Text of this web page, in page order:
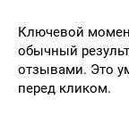
Ключевой
обычный
отзывами. Это
перед кликом.